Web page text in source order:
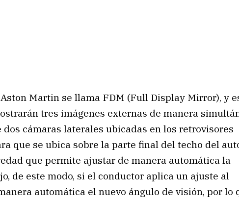
Martin se llama FDM (Full Display Mirror), y
tres imágenes externas de manera
cámaras laterales ubicadas en los retrovisores
que se ubica sobre la parte final del techo del
que permite ajustar de manera automática la
de este modo, si el conductor aplica un ajuste al
automática el nuevo ángulo de visión, por lo